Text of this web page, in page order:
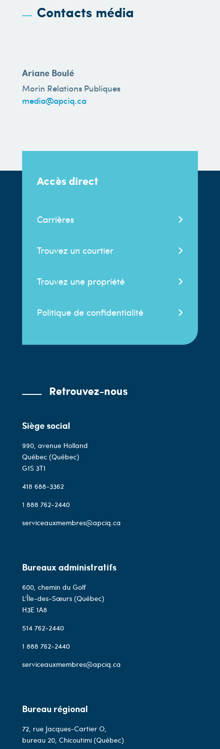
Contacts média
Ariane Boulé
Morin Relations Publiques
media@apciq.ca
Accès direct
Carrières
Trouvez un courtier
Trouvez une propriété
Politique de confidentialité
Retrouvez-nous
Siège social
990, avenue Holland
Québec (Québec)
G1S 3T1
418 688-3362
1 888 762-2440
serviceauxmembres@apciq.ca
Bureaux administratifs
600, chemin du Golf
L’Île-des-Sœurs (Québec)
H3E 1A8
514 762-2440
1 888 762-2440
serviceauxmembres@apciq.ca
Bureau régional
72, rue Jacques-Cartier O,
bureau 20, Chicoutimi (Québec)